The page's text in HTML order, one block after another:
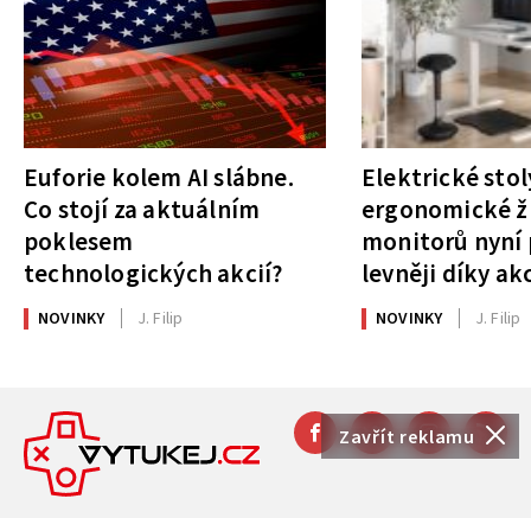
Zavřít reklamu
Euforie kolem AI slábne.
Co stojí za aktuálním
poklesem
technologických akcií?
NOVINKY J. Filip
Elektrické
ergonomické
monitorů
levněji díky
NOVINKY J. Filip